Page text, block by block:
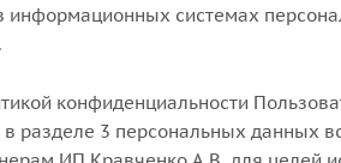
системах
конфиденциальности
в разделе 3 персональных данных